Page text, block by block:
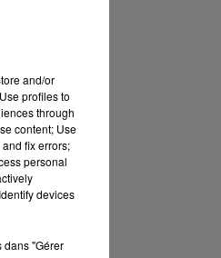
and/or
profiles to
through
content; Use
fix errors;
personal
devices
dans "Gérer